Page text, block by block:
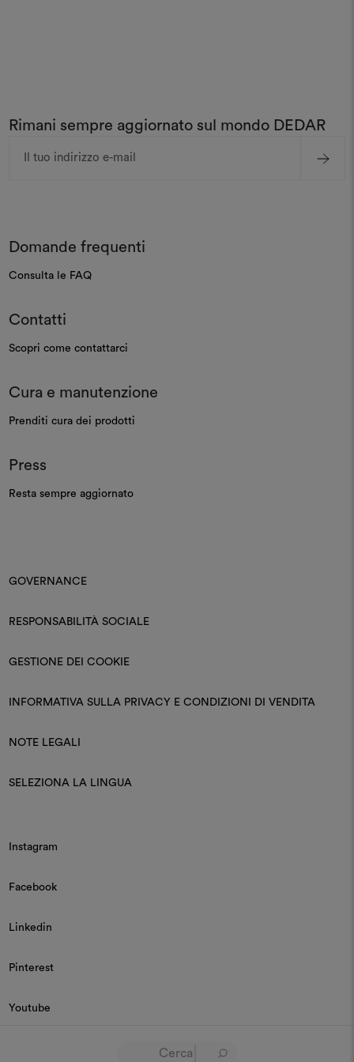
Rimani sempre aggiornato sul mondo DEDAR
Domande frequenti
Consulta le FAQ
Contatti
Scopri come contattarci
Cura e manutenzione
Prenditi cura dei prodotti
Press
Resta sempre aggiornato
GOVERNANCE
RESPONSABILITÀ SOCIALE
GESTIONE DEI COOKIE
INFORMATIVA SULLA PRIVACY E CONDIZIONI DI VENDITA
NOTE LEGALI
SELEZIONA LA LINGUA
Instagram
Facebook
Linkedin
Pinterest
Youtube
© 2026 Dedar P.IVA 03187590157